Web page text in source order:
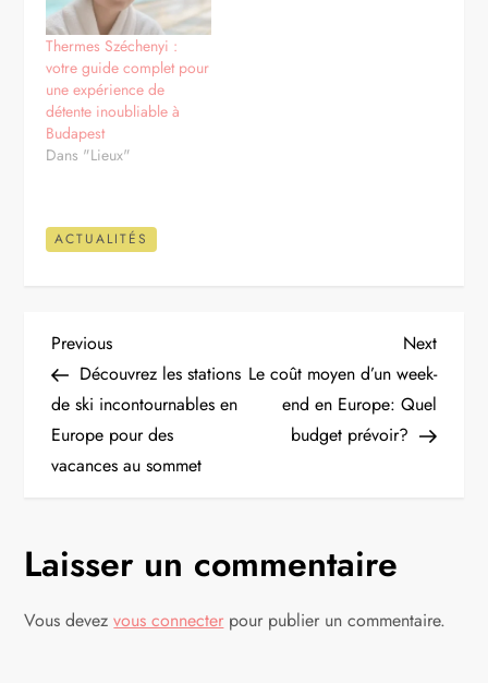
Thermes Széchenyi :
votre guide complet pour
une expérience de
détente inoubliable à
Budapest
Dans "Lieux"
ACTUALITÉS
N
a
v
g
a
Previous
Post
Previous
Découvrez les stations
de ski incontournables en
Europe pour des
vacances au sommet
Next
Post
Next
Le coût moyen d’un week-
end en Europe: Quel
budget prévoir?
Laisser un commentaire
Vous devezvous connecter pour publier un commentaire.